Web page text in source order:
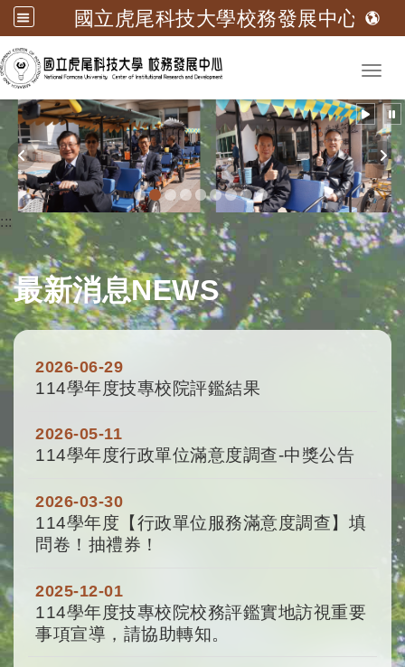
國立虎尾科技大學校務發展中心
跳到主要內容
:::
最新消息NEWS
2026-06-29
114學年度技專校院評鑑結果
2026-05-11
114學年度行政單位滿意度調查-中獎公告
2026-03-30
114學年度【行政單位服務滿意度調查】填
問卷！抽禮券！
2025-12-01
114學年度技專校院校務評鑑實地訪視重要
事項宣導，請協助轉知。